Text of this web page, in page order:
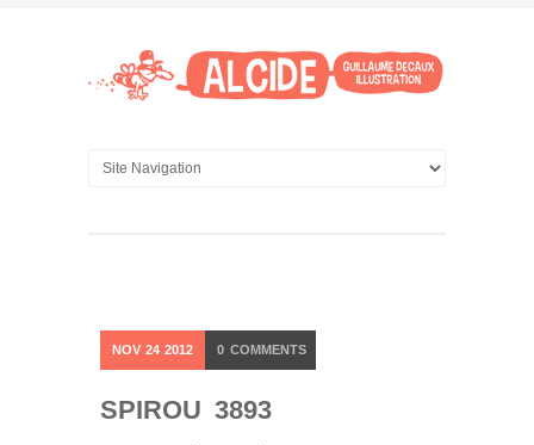
NOV 24 2012 0 COMMENTS
SPIROU 3893